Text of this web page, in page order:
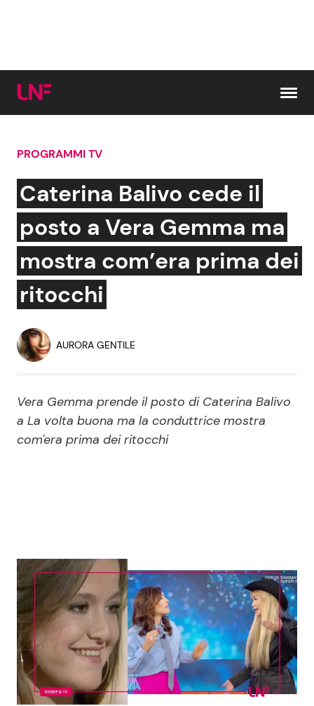
Cerca:
News e Cronaca
Attualità Italiana
Dal Mondo
Economia
Persone Scomparse
Politica
Gossip e TV
Bellezze VIP
Reality e Talent
Soap Opera
News Musica
News Spettacolo
Benessere
Casa
Cucina e Ricette
Consigli di Cucina
PROGRAMMI TV
Caterina Balivo cede il
posto a Vera Gemma ma
mostra com’era prima dei
ritocchi
AURORA GENTILE
Vera Gemma prende il posto di Caterina Balivo
a La volta buona ma la conduttrice mostra
com'era prima dei ritocchi